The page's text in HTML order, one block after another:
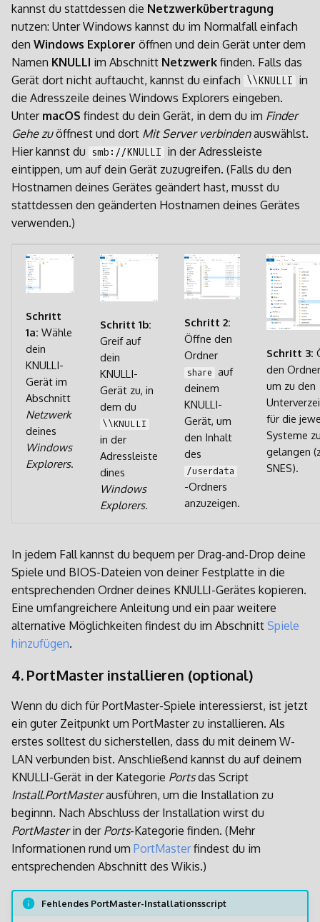
kannst du stattdessen die Netzwerkübertragung
nutzen: Unter Windows kannst du im Normalfall einfach
den Windows Explorer öffnen und dein Gerät unter dem
Namen KNULLI im Abschnitt Netzwerk finden. Falls das
Gerät dort nicht auftaucht, kannst du einfach
\\KNULLI in
die Adresszeile deines Windows Explorers eingeben.
Unter macOS findest du dein Gerät, in dem du im Finder
Gehe zuöffnest und dort Mit Server verbindenauswählst.
Hier kannst du smb://KNULLI in der Adressleiste
eintippen, um auf dein Gerät zuzugreifen. (Falls du den
Hostnamen deines Gerätes geändert hast, musst du
stattdessen den geänderten Hostnamen deines Gerätes
verwenden.)
Schritt
1a: Wähle
dein
KNULLI-
Gerät im
Abschnitt
Netzwerk
deines
Windows
Explorers.
Schritt 1b:
Greif auf
dein
KNULLI-
Gerät zu, in
dem du
\\KNULLI
in der
Adressleiste
dines
Windows
Explorers.
Schritt 2:
Öffne den
Ordner
share auf
deinem
KNULLI-
Gerät, um
den Inhalt
des
/userdata
-Ordners
anzuzeigen.
Schritt 3:
den
um zu den
für die
Systeme
gelangen
SNES).
In jedem Fall kannst du bequem per Drag-and-Drop deine
Spiele und BIOS-Dateien von deiner Festplatte in die
entsprechenden Ordner deines KNULLI-Gerätes kopieren.
Eine umfangreichere Anleitung und ein paar weitere
alternative Möglichkeiten findest du im Abschnitt Spiele
hinzufügen.
4. PortMaster installieren (optional)
Wenn du dich für PortMaster-Spiele interessierst, ist jetzt
ein guter Zeitpunkt um PortMaster zu installieren. Als
erstes solltest du sicherstellen, dass du mit deinem W-
LAN verbunden bist. Anschließend kannst du auf deinem
KNULLI-Gerät in der Kategorie Portsdas Script
Install.PortMasterausführen, um die Installation zu
beginnn. Nach Abschluss der Installation wirst du
PortMasterin der Ports-Kategorie finden. (Mehr
Informationen rund um PortMasterfindest du im
entsprechenden Abschnitt des Wikis.)
Fehlendes PortMaster-Installationsscript